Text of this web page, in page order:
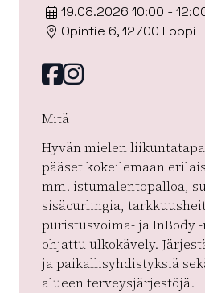
19.08.2026 10:00 -
Opintie 6, 12700 Loppi
Facebook
instagram
Mitä
Hyvän mielen
pääset kokeilemaan
mm. istumalentopalloa,
sisäcurlingia,
puristusvoima- ja InBody
ohjattu ulkokävely.
ja paikallisyhdistyksiä
alueen terveysjärjestöjä.